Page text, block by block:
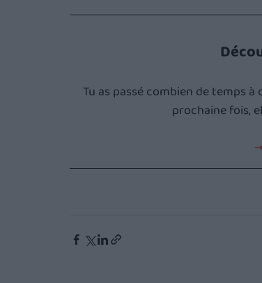
Tu as passé combien de temps
prochaine fois,